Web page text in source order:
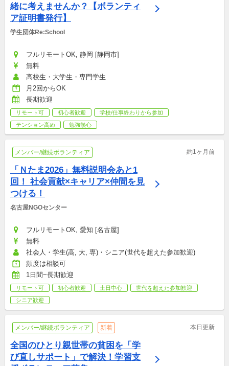
緒に考えませんか？【ボランティ
ア証明書発行】
学生団体Re:School
フルリモートOK, 静岡 [静岡市]
無料
高校生・大学生・専門学生
月2回からOK
長期歓迎
リモート可 初心者歓迎
学校/仕事終わりから参加
テンション高め
勉強熱心
メンバー/継続ボランティア 約1ヶ月前
「Ｎたま2026」無料説明会あと1
回！ 社会貢献×キャリア×仲間を見
つける！
名古屋NGOセンター
フルリモートOK, 愛知 [名古屋]
無料
社会人・学生(高, 大, 専)・シニア(世代を超えた参加歓迎)
頻度は相談可
1日間~長期歓迎
リモート可 初心者歓迎 土日中心
世代を超えた参加歓迎
シニア歓迎
メンバー/継続ボランティア 新着 本日更新
全国のひとり親世帯の貧困を「学
び直しサポート」で解決！学習支